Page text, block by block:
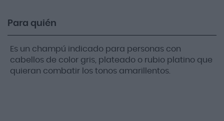
Para quién
Es un champú indicado para personas con
cabellos de color gris, plateado o rubio platino que
quieran combatir los tonos amarillentos.